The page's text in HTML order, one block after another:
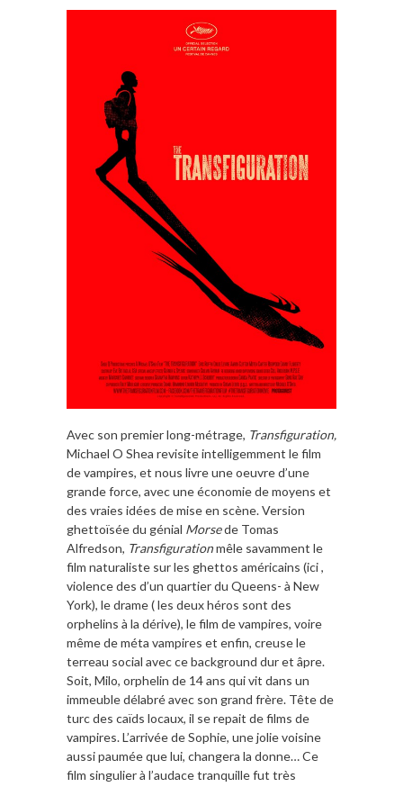
Avec son premier long-métrage, Transfiguration,
Michael O Shea revisite intelligemment le film
de vampires, et nous livre une oeuvre d’une
grande force, avec une économie de moyens et
des vraies idées de mise en scène. Version
ghettoïsée du génial Morsede Tomas
Alfredson, Transfigurationmêle savamment le
film naturaliste sur les ghettos américains (ici ,
violence des d’un quartier du Queens- à New
York), le drame ( les deux héros sont des
orphelins à la dérive), le film de vampires, voire
même de méta vampires et enfin, creuse le
terreau social avec ce background dur et âpre.
Soit, Milo, orphelin de 14 ans qui vit dans un
immeuble délabré avec son grand frère. Tête de
turc des caïds locaux, il se repait de films de
vampires. L’arrivée de Sophie, une jolie voisine
aussi paumée que lui, changera la donne… Ce
film singulier à l’audace tranquille fut très